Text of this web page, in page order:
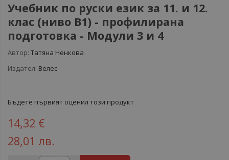
Учебник по руски език за 11. и 12.
клас (ниво B1) - профилирана
подготовка - Модули 3 и 4
Автор: Татяна Ненкова
Издател: Велес
Бъдете първият оценил този продукт
14,32 €
28,01 лв.